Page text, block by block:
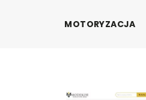
MOTORYZACJA